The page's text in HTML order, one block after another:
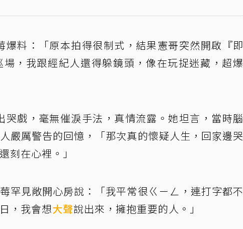
爆料：「原本拍得很制式，結果憲哥突然開啟『即
，我跟經紀人還得躲鏡頭，像在玩捉迷藏，超爆
哭戲，毫無催淚手法，真情流露。她坦言，當時腦
嚴厲警告的回憶，「那次真的懷疑人生，回家邊哭
刻在心裡。」
罕見敞開心房說：「我平常很ㄍㄧㄥ，連打字都不
，我會想大聲說出來，擁抱重要的人。」